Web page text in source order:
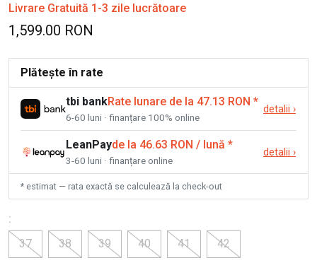
Livrare Gratuită 1-3 zile lucrătoare
1,599.00 RON
Plătește în rate
tbi bankRate lunare de la 47.13 RON *
6-60 luni · finanțare 100% online
detalii ›
LeanPayde la 46.63 RON / lună *
3-60 luni · finanțare online
detalii ›
* estimat — rata exactă se calculează la check-out
:
37
38 39 40 41 42